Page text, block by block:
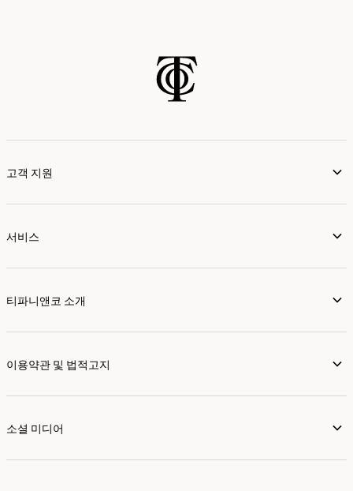
고객 지원
서비스
티파니앤코 소개
이용약관 및 법적고지
소셜 미디어